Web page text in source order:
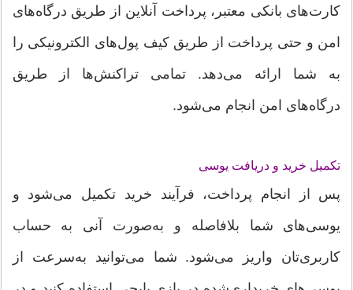
کارت‌های بانکی معتبر، پرداخت آنلاین از طریق درگاه‌های
امن و حتی پرداخت از طریق کیف پول‌های الکترونیکی را
به شما ارائه می‌دهد. تمامی تراکنش‌ها از طریق
درگاه‌های امن انجام می‌شود.
تکمیل خرید و دریافت یوسی
پس از انجام پرداخت، فرآیند خرید تکمیل می‌شود و
یوسی‌های شما بلافاصله و به‌صورت آنی به حساب
کاربری‌تان واریز می‌شود. شما می‌توانید به‌سرعت از